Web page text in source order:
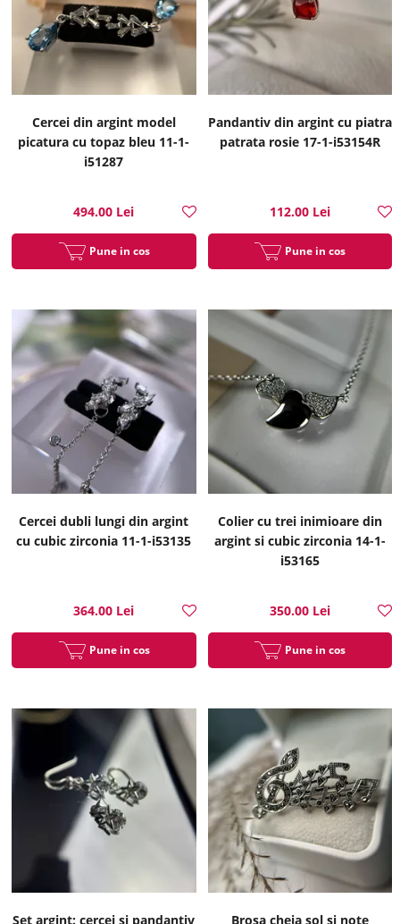
Cercei din argint model
picatura cu topaz bleu 11-1-
i51287
494.00 Lei
Pune in cos
Pandantiv din argint cu piatra
patrata rosie 17-1-i53154R
112.00 Lei
Pune in cos
Cercei dubli lungi din argint
cu cubic zirconia 11-1-i53135
364.00 Lei
Pune in cos
Colier cu trei inimioare din
argint si cubic zirconia 14-1-
i53165
350.00 Lei
Pune in cos
Set argint: cercei si pandantiv Brosa cheia sol si note